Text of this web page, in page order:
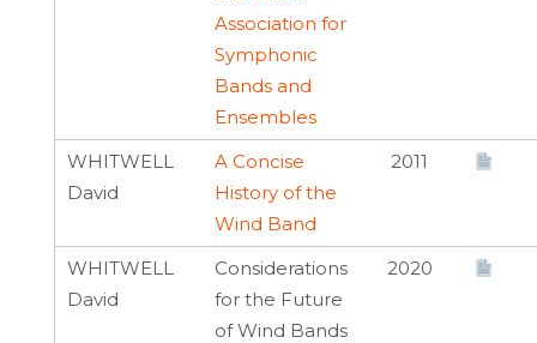
Association for
Symphonic
Bands and
Ensembles
WHITWELL
David
A Concise
History of the
Wind Band
2011
WHITWELL
David
Considerations
for the Future
of Wind Bands
2020